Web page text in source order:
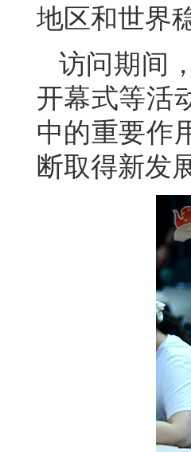
地区和世界
访问期间
开幕式等活
中的重要作
断取得新发